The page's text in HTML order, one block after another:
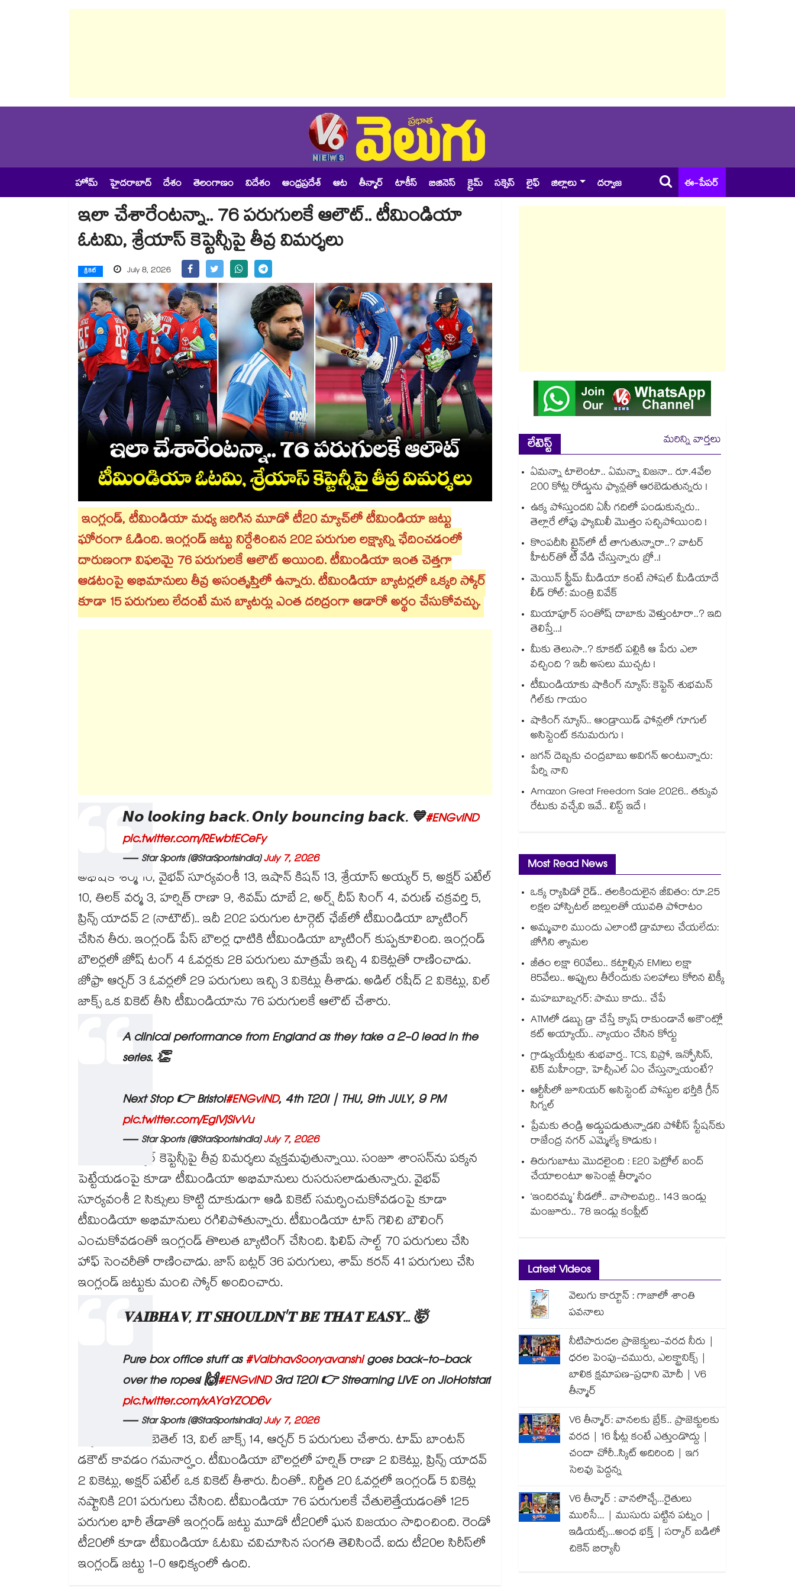
హోమ్ హైదరాబాద్ దేశం తెలంగాణం విదేశం ఆంధ్రప్రదేశ్ ఆట తీన్మార్ టాకీస్ బిజినెస్ క్రైమ్ సక్సెస్ లైఫ్ జిల్లాలు దర్వాజ ఈ-పేపర్
ఇలా చేశారేంటన్నా.. 76 పరుగులకే ఆలౌట్.. టీమిండియా
ఓటమి, శ్రేయాస్ కెప్టెన్సీపై తీవ్ర విమర్శలు
క్రికెట్ July 8, 2026
ఇంగ్లండ్, టీమిండియా మధ్య జరిగిన మూడో టీ20 మ్యాచ్⁭లో టీమిండియా జట్టు
ఘోరంగా ఓడింది. ఇంగ్లండ్ జట్టు నిర్దేశించిన 202 పరుగుల లక్ష్యాన్ని ఛేదించడంలో
దారుణంగా విఫలమై 76 పరుగులకే ఆలౌట్ అయింది. టీమిండియా ఇంత చెత్తగా
ఆడటంపై అభిమానులు తీవ్ర అసంతృప్తిలో ఉన్నారు. టీమిండియా బ్యాటర్లలో ఒక్కరి స్కోర్
కూడా 15 పరుగులు లేదంటే మన బ్యాటర్లు ఎంత దరిద్రంగా ఆడారో అర్థం చేసుకోవచ్చు.
𝙉𝙤 𝙡𝙤𝙤𝙠𝙞𝙣𝙜 𝙗𝙖𝙘𝙠. 𝙊𝙣𝙡𝙮 𝙗𝙤𝙪𝙣𝙘𝙞𝙣𝙜 𝙗𝙖𝙘𝙠. 💙#ENGvIND
pic.twitter.com/REwbtECeFy
— Star Sports (@StarSportsIndia)July 7, 2026
అభిషేక్ శర్మ 10, వైభవ్ సూర్యవంశీ 13, ఇషాన్ కిషన్ 13, శ్రేయాస్ అయ్యర్ 5, అక్షర్ పటేల్
10, తిలక్ వర్మ 3, హర్షిత్ రాణా 9, శివమ్ దూబే 2, అర్ష్ దీప్ సింగ్ 4, వరుణ్ చక్రవర్తి 5,
ప్రిన్స్ యాదవ్ 2 (నాటౌట్).. ఇదీ 202 పరుగుల టార్గెట్ ఛేజ్⁭లో టీమిండియా బ్యాటింగ్
చేసిన తీరు. ఇంగ్లండ్ పేస్ బౌలర్ల ధాటికి టీమిండియా బ్యాటింగ్ కుప్పకూలింది. ఇంగ్లండ్
బౌలర్లలో జోష్ టంగ్ 4 ఓవర్లకు 28 పరుగులు మాత్రమే ఇచ్చి 4 వికెట్లతో రాణించాడు.
జోఫ్రా ఆర్చర్ 3 ఓవర్లలో 29 పరుగులు ఇచ్చి 3 వికెట్లు తీశాడు. అడిల్ రషీద్ 2 వికెట్లు, విల్
జాక్స్ ఒక వికెట్ తీసి టీమిండియాను 76 పరుగులకే ఆలౌట్ చేశారు.
A clinical performance from England as they take a 2-0 lead in the
series. 👏
Next Stop 👉 Bristol#ENGvIND, 4th T20I | THU, 9th JULY, 9 PM
pic.twitter.com/EgIVjSivVu
— Star Sports (@StarSportsIndia)July 7, 2026
శ్రేయాస్ అయ్యర్ కెప్టెన్సీపై తీవ్ర విమర్శలు వ్యక్తమవుతున్నాయి. సంజూ శాంసన్⁭ను పక్కన
పెట్టేయడంపై కూడా టీమిండియా అభిమానులు రుసరుసలాడుతున్నారు. వైభవ్
సూర్యవంశీ 2 సిక్సులు కొట్టి దూకుడుగా ఆడి వికెట్ సమర్పించుకోవడంపై కూడా
టీమిండియా అభిమానులు రగిలిపోతున్నారు. టీమిండియా టాస్ గెలిచి బౌలింగ్
ఎంచుకోవడంతో ఇంగ్లండ్ తొలుత బ్యాటింగ్ చేసింది. ఫిలిప్ సాల్ట్ 70 పరుగులు చేసి
హాఫ్ సెంచరీతో రాణించాడు. జాస్ బట్లర్ 36 పరుగులు, శామ్ కరన్ 41 పరుగులు చేసి
ఇంగ్లండ్ జట్టుకు మంచి స్కోర్ అందించారు.
𝐕𝐀𝐈𝐁𝐇𝐀𝐕, 𝐈𝐓 𝐒𝐇𝐎𝐔𝐋𝐃𝐍'𝐓 𝐁𝐄 𝐓𝐇𝐀𝐓 𝐄𝐀𝐒𝐘... 🤯
Pure box office stuff as#VaibhavSooryavanshigoes back-to-back
over the ropes! 🙌#ENGvIND3rd T20I 👉 Streaming LIVE on JioHotstar!
pic.twitter.com/xAYaYZOD6v
— Star Sports (@StarSportsIndia)July 7, 2026
హ్యారీ బ్రూక్ 16, బెతెల్ 13, విల్ జాక్స్ 14, ఆర్చర్ 5 పరుగులు చేశారు. టామ్ బాంటన్
డకౌట్ కావడం గమనార్హం. టీమిండియా బౌలర్లలో హర్షిత్ రాణా 2 వికెట్లు, ప్రిన్స్ యాదవ్
2 వికెట్లు, అక్షర్ పటేల్ ఒక వికెట్ తీశారు. దీంతో.. నిర్ణీత 20 ఓవర్లలో ఇంగ్లండ్ 5 వికెట్ల
నష్టానికి 201 పరుగులు చేసింది. టీమిండియా 76 పరుగులకే చేతులెత్తేయడంతో 125
పరుగుల భారీ తేడాతో ఇంగ్లండ్ జట్టు మూడో టీ20లో ఘన విజయం సాధించింది. రెండో
టీ20లో కూడా టీమిండియా ఓటమి చవిచూసిన సంగతి తెలిసిందే. ఐదు టీ20ల సిరీస్⁬లో
ఇంగ్లండ్ జట్టు 1-0 ఆధిక్యంలో ఉంది.
లేటెస్ట్
మరిన్ని వార్తలు
ఏమన్నా టాలెంటా.. ఏమన్నా విజనా.. రూ.4వేల
200 కోట్ల రోడ్డును ఫ్యాన్లతో ఆరబెడుతున్నరు !
ఉక్క పోస్తుందని ఏసీ గదిలో పండుకున్నరు..
తెల్లారే లోపు ఫ్యామిలీ మొత్తం సచ్చిపోయింది !
కొంపదీసి ట్రైన్⁬లో టీ తాగుతున్నారా..? వాటర్
హీటర్⁭⁭తో టీ వేడి చేస్తున్నారు బ్రో..!
మెయిన్ స్ట్రీమ్ మీడియా కంటే సోషల్ మీడియాదే
లీడ్ రోల్: మంత్రి వివేక్
మియాపూర్ సంతోష్ దాబాకు వెళ్తుంటారా..? ఇది
తెలిస్తే...!
మీకు తెలుసా..? కూకట్ పల్లికి ఆ పేరు ఎలా
వచ్చింది ? ఇదీ అసలు ముచ్చట !
టీమిండియాకు షాకింగ్ న్యూస్: కెప్టెన్ శుభమన్
గిల్‎కు గాయం
షాకింగ్ న్యూస్.. ఆండ్రాయిడ్ ఫోన్లలో గూగుల్
అసిస్టెంట్ కనుమరుగు !
జగన్ దెబ్బకు చంద్రబాబు అవిగన్ అంటున్నారు:
పేర్ని నాని
Amazon Great Freedom Sale 2026.. తక్కువ
రేటుకు వచ్చేవి ఇవే.. లిస్ట్ ఇదే !
Most Read News
ఒక్క ర్యాపిడో రైడ్.. తలకిందులైన జీవితం: రూ.25
లక్షల హాస్పిటల్ బిల్లులతో యువతి పోరాటం
అమ్మవారి ముందు ఎలాంటి డ్రామాలు చేయలేదు:
జోగిని శ్యామల
జీతం లక్షా 60వేలు.. కట్టాల్సిన EMIలు లక్షా
85వేలు.. అప్పులు తీరేందుకు సలహాలు కోరిన టెక్కీ
మహబూబ్నగర్: పాము కాదు.. చేపే
ATMలో డబ్బు డ్రా చేస్తే క్యాష్ రాకుండానే అకౌంట్లో
కట్ అయ్యాయ్.. న్యాయం చేసిన కోర్టు
గ్రాడ్యుయేట్లకు శుభవార్త.. TCS, విప్రో, ఇన్ఫోసిస్,
టెక్ మహీంద్రా, హెచ్సీఎల్ ఏం చేస్తున్నాయంటే?
ఆర్టీసీలో జూనియర్ అసిస్టెంట్‌‌ పోస్టుల భర్తీకి గ్రీన్‌‌
సిగ్నల్
ప్రేమకు తండ్రి అడ్డుపడుతున్నాడని పోలీస్ స్టేషన్⁪కు
రాజేంద్ర నగర్ ఎమ్మెల్యే కొడుకు !
తిరుగుబాటు మొదలైంది : E20 పెట్రోల్ బంద్
చేయాలంటూ అసెంబ్లీ తీర్మానం
‘ఇందిరమ్మ’ నీడలో.. వాసాలమర్రి.. 143 ఇండ్లు
మంజూరు.. 78 ఇండ్లు కంప్లీట్
Latest Videos
వెలుగు కార్టూన్ : గాజాలో శాంతి
పవనాలు
నీటిపారుదల ప్రాజెక్టులు-వరద నీరు |
ధరల పెంపు-చమురు, ఎలక్ట్రానిక్స్ |
బాలిక క్షమాపణ-ప్రధాని మోదీ | V6
తీన్మార్
V6 తీన్మార్: వానలకు బ్రేక్.. ప్రాజెక్టులకు
వరద | 16 ఫీట్ల కంటే ఎత్తుండొద్దు |
చందా చోరీ..స్కిట్ అదిరింది | ఇగ
సెలవు పెద్దన్న
V6 తీన్మార్ : వానలొచ్చే...రైతులు
మురిసే... | ముసురు పట్టిన పట్నం |
ఇడియట్స్...అంధ భక్త్ | సర్కార్ బడిలో
చికెన్ బిర్యానీ